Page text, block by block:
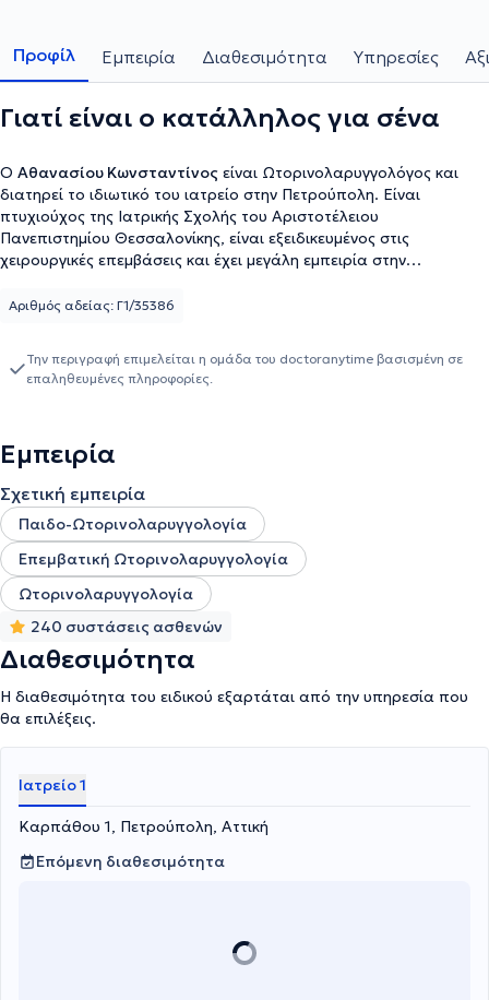
Προφίλ Εμπειρία Διαθεσιμότητα Υπηρεσίες
Γιατί είναι ο κατάλληλος για σένα
Ο Αθανασίου Κωνσταντίνος είναι Ωτορινολαρυγγολόγος και
διατηρεί το ιδιωτικό του ιατρείο στην Πετρούπολη. Είναι
πτυχιούχος της Ιατρικής Σχολής του Αριστοτέλειου
Πανεπιστημίου Θεσσαλονίκης, είναι εξειδικευμένος στις
χειρουργικές επεμβάσεις και έχει μεγάλη εμπειρία στην
Επιπλέον, μέχρι σήμερα συνεργάζεται με το Ιατρικό Κέντρο
σήμερα έχει λάβει μέρος σε πολλά συνέδρια, σεμινάρια και
ημερίδες με κύριο στόχο του την συνεχιζόμενη κατάρτισή του,
Αριθμός αδείας: Γ1/35386
Την περιγραφή επιμελείται η ομάδα του doctoranytime βασισμένη σε
επαληθευμένες πληροφορίες.
Εμπειρία
Σχετική εμπειρία
Παιδο-Ωτορινολαρυγγολογία
Επεμβατική Ωτορινολαρυγγολογία
Ωτορινολαρυγγολογία
240 συστάσεις ασθενών
Διαθεσιμότητα
Η διαθεσιμότητα του ειδικού εξαρτάται από την υπηρεσία που
θα επιλέξεις.
Ιατρείο 1
Καρπάθου 1, Πετρούπολη, Αττική
Επόμενη διαθεσιμότητα